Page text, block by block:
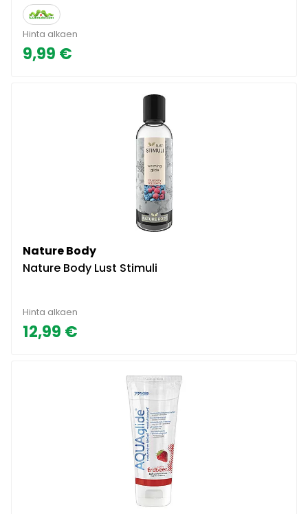
Hinta alkaen
9,99 €
Nature Body
Nature Body Lust Stimuli
Hinta alkaen
12,99 €